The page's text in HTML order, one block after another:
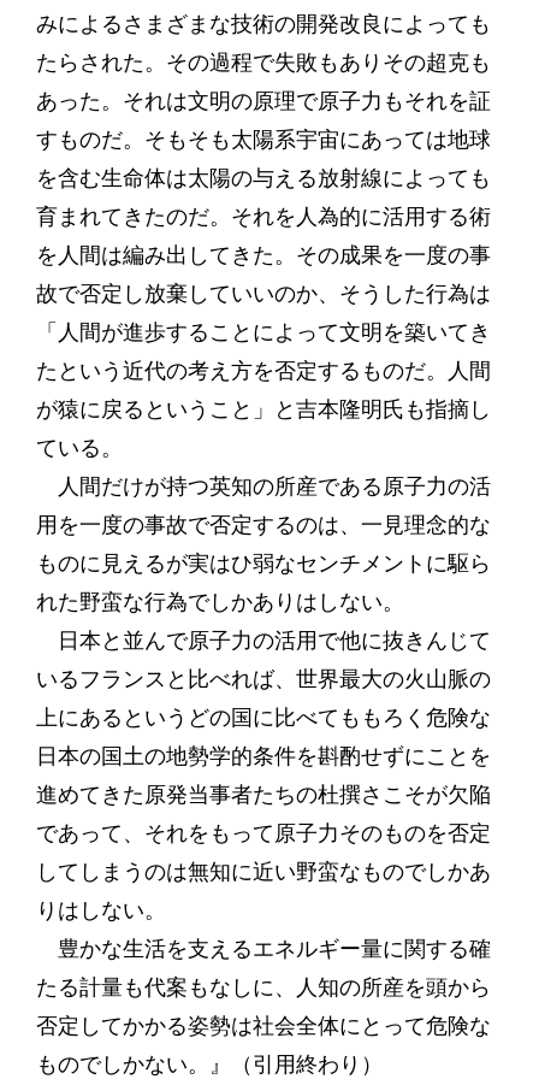
みによるさまざまな技術の開発改良によっても
たらされた。その過程で失敗もありその超克も
あった。それは文明の原理で原子力もそれを証
すものだ。そもそも太陽系宇宙にあっては地球
を含む生命体は太陽の与える放射線によっても
育まれてきたのだ。それを人為的に活用する術
を人間は編み出してきた。その成果を一度の事
故で否定し放棄していいのか、そうした行為は
「人間が進歩することによって文明を築いてき
たという近代の考え方を否定するものだ。人間
が猿に戻るということ」と吉本隆明氏も指摘し
ている。
人間だけが持つ英知の所産である原子力の活
用を一度の事故で否定するのは、一見理念的な
ものに見えるが実はひ弱なセンチメントに駆ら
れた野蛮な行為でしかありはしない。
日本と並んで原子力の活用で他に抜きんじて
いるフランスと比べれば、世界最大の火山脈の
上にあるというどの国に比べてももろく危険な
日本の国土の地勢学的条件を斟酌せずにことを
進めてきた原発当事者たちの杜撰さこそが欠陥
であって、それをもって原子力そのものを否定
してしまうのは無知に近い野蛮なものでしかあ
りはしない。
豊かな生活を支えるエネルギー量に関する確
たる計量も代案もなしに、人知の所産を頭から
否定してかかる姿勢は社会全体にとって危険な
ものでしかない。』（引用終わり）